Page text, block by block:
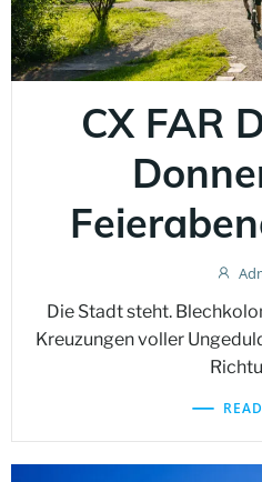
CX FAR
Die Stadt steht.
Kreuzungen voller